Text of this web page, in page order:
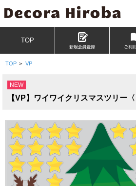
TOP
TOP > VP
NEW
【VP】ワイワイクリスマスツリー